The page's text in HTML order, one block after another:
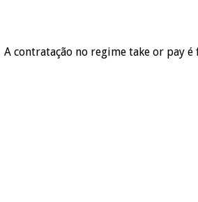
contratação no regime take or